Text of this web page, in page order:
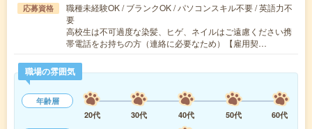
応募資格
職種未経験OK / ブランクOK / パソコンスキル不要 / 英語力不
要
高校生は不可過度な染髪、ヒゲ、ネイルはご遠慮ください携
帯電話をお持ちの方（連絡に必要なため）【雇用契…
職場の雰囲気
年齢層
20代
30代 40代 50代 60代